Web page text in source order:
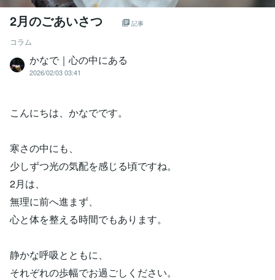
2月のごあいさつ 記事
コラム
かなで｜心の中にある
2026/02/03 03:41
こんにちは、かなでです。
寒さの中にも、
少しずつ光の気配を感じる頃ですね。
2月は、
無理に前へ進まず、
心と体を整える時間でもあります。
静かな呼吸とともに、
それぞれの歩幅でお過ごしください。